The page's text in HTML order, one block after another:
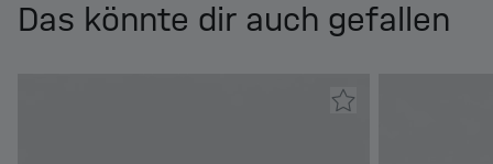
Das könnte dir auch gefallen